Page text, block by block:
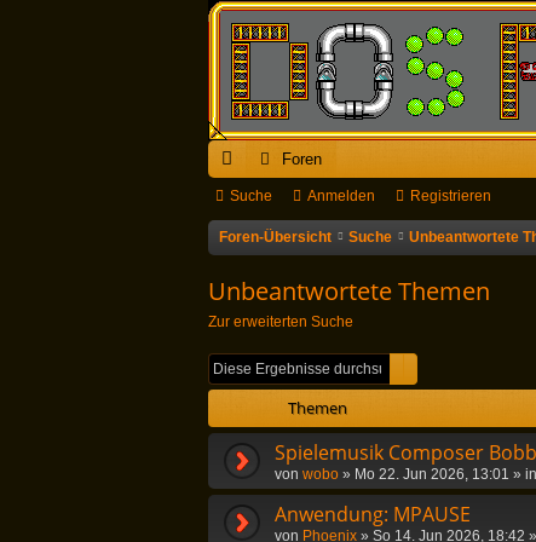
ch
ne
Foren
Suche Anmelden Registrieren
Foren-Übersicht Suche Unbeantwortete
Unbeantwortete Themen
Zur erweiterten Suche
Themen
Spielemusik Composer
von wobo » Mo 22. Jun 2026, 13:01 » in
Anwendung: MPAUSE
von Phoenix » So 14. Jun 2026, 18:42